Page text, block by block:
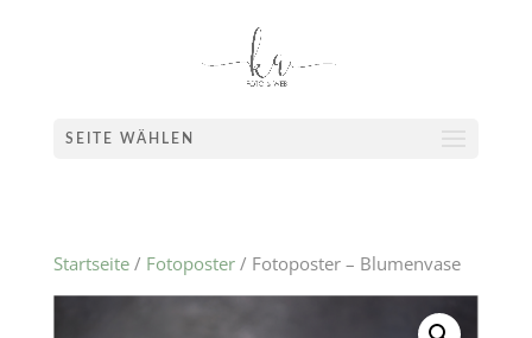
SEITE WÄHLEN
Startseite/ Fotoposter/ Fotoposter – Blumenvase